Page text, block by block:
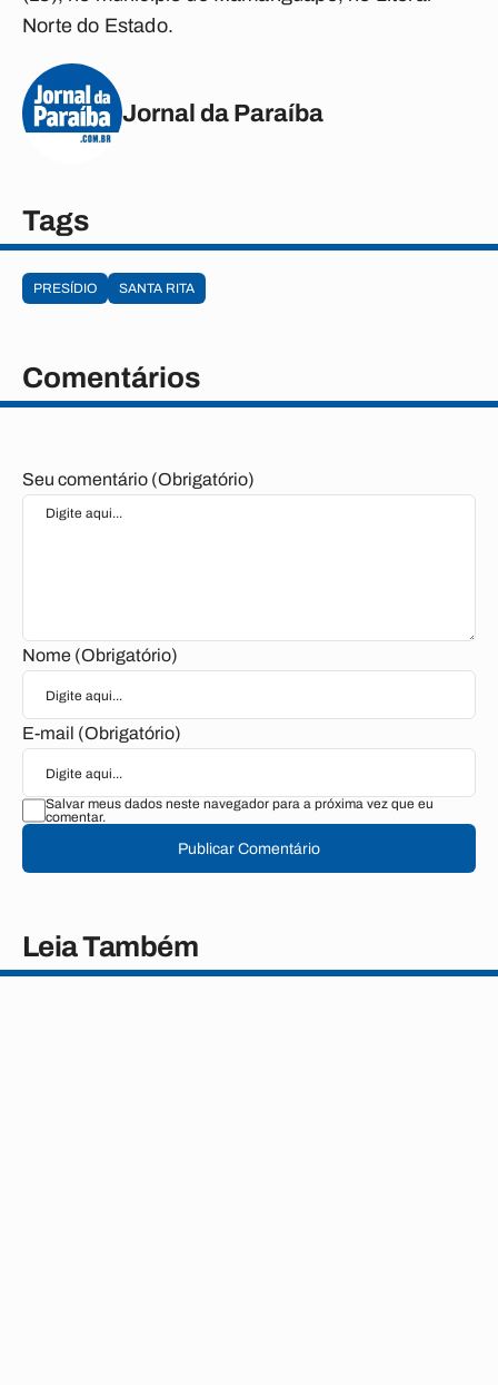
Norte do Estado.
Jornal da Paraíba
Tags
PRESÍDIO SANTA RITA
Comentários
Seu comentário (Obrigatório)
Nome (Obrigatório)
E-mail (Obrigatório)
Salvar meus dados neste navegador para a próxima vez que eu
comentar.
Publicar Comentário
Leia Também